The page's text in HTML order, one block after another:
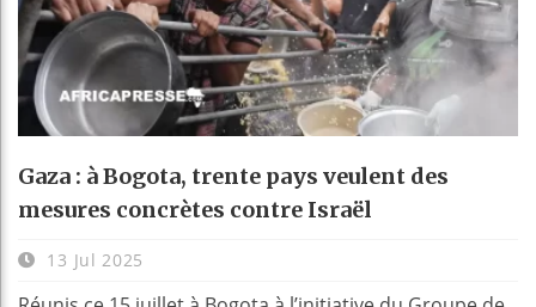
Gaza : à Bogota, trente pays veulent des
mesures concrètes contre Israël
13 Jul 2025